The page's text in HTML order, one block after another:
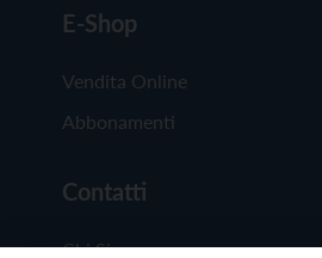
E-Shop
Vendita Online
Abbonamenti
Contatti
Chi Siamo